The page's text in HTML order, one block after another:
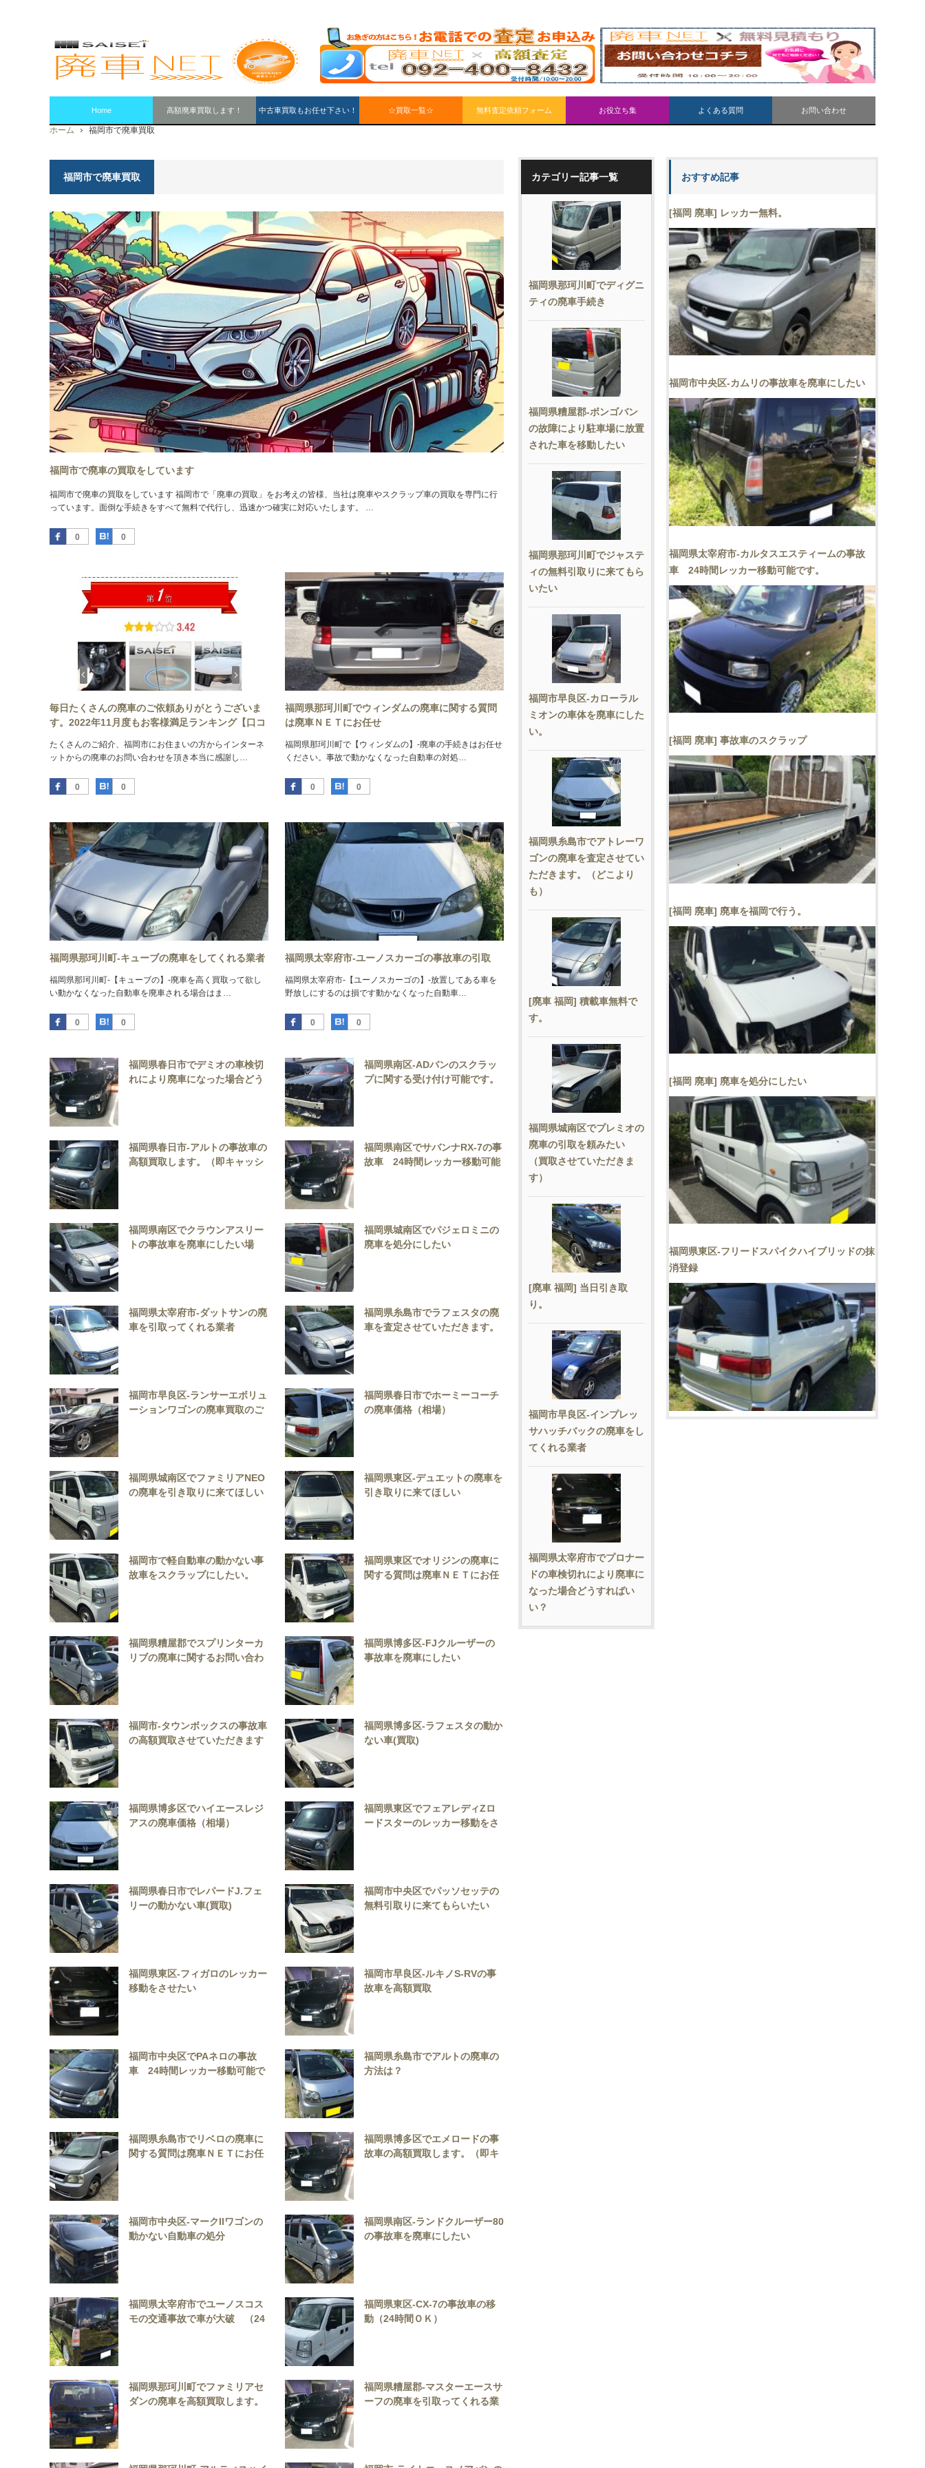
Home 高額廃車買取します！ 中古車買取もお任せ下さい！ ☆買取一覧☆ 無料査定依頼フォーム お役立ち集 よくある質問 お問い合わせ
ホーム 福岡市で廃車買取
福岡市で廃車買取
福岡市で廃車の買取をしています
福岡市で廃車の買取をしています 福岡市で「廃車の買取」をお考えの皆様、当社は廃車やスクラップ車の買取を専門に行
っています。面倒な手続きをすべて無料で代行し、迅速かつ確実に対応いたします。 …
0
Facebook 0
はてなブックマーク
毎日たくさんの廃車のご依頼ありがとうございま
す。2022年11月度もお客様満足ランキング【口コ
【1位】を表彰する事となりました!!
たくさんのご紹介、福岡市にお住まいの方からインターネ
ットからの廃車のお問い合わせを頂き本当に感謝し…
0
Facebook 0
はてなブックマーク
福岡県那珂川町でウィンダムの廃車に関する質問
は廃車ＮＥＴにお任せ
福岡県那珂川町で【ウィンダムの】-廃車の手続きはお任せ
ください。事故で動かなくなった自動車の対処…
0
Facebook 0
はてなブックマーク
福岡県那珂川町-キューブの廃車をしてくれる業者
福岡県那珂川町-【キューブの】-廃車を高く買取って欲し
い動かなくなった自動車を廃車される場合はま…
0
Facebook 0
はてなブックマーク
福岡県太宰府市-ユーノスカーゴの事故車の引取
福岡県太宰府市-【ユーノスカーゴの】-放置してある車を
野放しにするのは損です動かなくなった自動車…
0
Facebook 0
はてなブックマーク
福岡県春日市でデミオの車検切
れにより廃車になった場合どう
福岡県南区-ADバンのスクラッ
プに関する受け付け可能です。
福岡県春日市-アルトの事故車の
高額買取します。（即キャッシ
福岡県南区でサバンナRX-7の事
故車 24時間レッカー移動可能
福岡県南区でクラウンアスリー
トの事故車を廃車にしたい場
福岡県城南区でパジェロミニの
廃車を処分にしたい
福岡県太宰府市-ダットサンの廃
車を引取ってくれる業者
福岡県糸島市でラフェスタの廃
車を査定させていただきます。
福岡市早良区-ランサーエボリュ
ーションワゴンの廃車買取のご
福岡県春日市でホーミーコーチ
の廃車価格（相場）
福岡県城南区でファミリアNEO
の廃車を引き取りに来てほしい
福岡県東区-デュエットの廃車を
引き取りに来てほしい
福岡市で軽自動車の動かない事
故車をスクラップにしたい。
福岡県東区でオリジンの廃車に
関する質問は廃車ＮＥＴにお任
福岡県糟屋郡でスプリンターカ
リブの廃車に関するお問い合わ
福岡県博多区-FJクルーザーの
事故車を廃車にしたい
福岡市-タウンボックスの事故車
の高額買取させていただきます
福岡県博多区-ラフェスタの動か
ない車(買取)
福岡県博多区でハイエースレジ
アスの廃車価格（相場）
福岡県東区でフェアレディZロ
ードスターのレッカー移動をさ
福岡県春日市でレパードJ.フェ
リーの動かない車(買取)
福岡市中央区でパッソセッテの
無料引取りに来てもらいたい
福岡県東区-フィガロのレッカー
移動をさせたい
福岡市早良区-ルキノS-RVの事
故車を高額買取
福岡市中央区でPAネロの事故
車 24時間レッカー移動可能で
福岡県糸島市でアルトの廃車の
方法は？
福岡県糸島市でリベロの廃車に
関する質問は廃車ＮＥＴにお任
福岡県博多区でエメロードの事
故車の高額買取します。（即キ
福岡市中央区-マークIIワゴンの
動かない自動車の処分
福岡県南区-ランドクルーザー80
の事故車を廃車にしたい
福岡県太宰府市でユーノスコス
モの交通事故で車が大破 （24
福岡県東区-CX-7の事故車の移
動（24時間ＯＫ）
福岡県那珂川町でファミリアセ
ダンの廃車を高額買取します。
福岡県糟屋郡-マスターエースサ
ーフの廃車を引取ってくれる業
カテゴリー記事一覧
福岡県那珂川町でディグニ
ティの廃車手続き
福岡県糟屋郡-ボンゴバン
の故障により駐車場に放置
された車を移動したい
福岡県那珂川町でジャステ
ィの無料引取りに来てもら
いたい
福岡市早良区-カローラル
ミオンの車体を廃車にした
い。
福岡県糸島市でアトレーワ
ゴンの廃車を査定させてい
ただきます。（どこより
も）
[廃車 福岡] 積載車無料で
す。
福岡県城南区でプレミオの
廃車の引取を頼みたい
（買取させていただきま
す）
[廃車 福岡] 当日引き取
り。
福岡市早良区-インプレッ
サハッチバックの廃車をし
てくれる業者
福岡県太宰府市でプロナー
ドの車検切れにより廃車に
なった場合どうすればい
い？
おすすめ記事
[福岡 廃車] レッカー無料。
福岡市中央区-カムリの事故車を廃車にしたい
福岡県太宰府市-カルタスエスティームの事故
車 24時間レッカー移動可能です。
[福岡 廃車] 事故車のスクラップ
[福岡 廃車] 廃車を福岡で行う。
[福岡 廃車] 廃車を処分にしたい
福岡県東区-フリードスパイクハイブリッドの抹
消登録